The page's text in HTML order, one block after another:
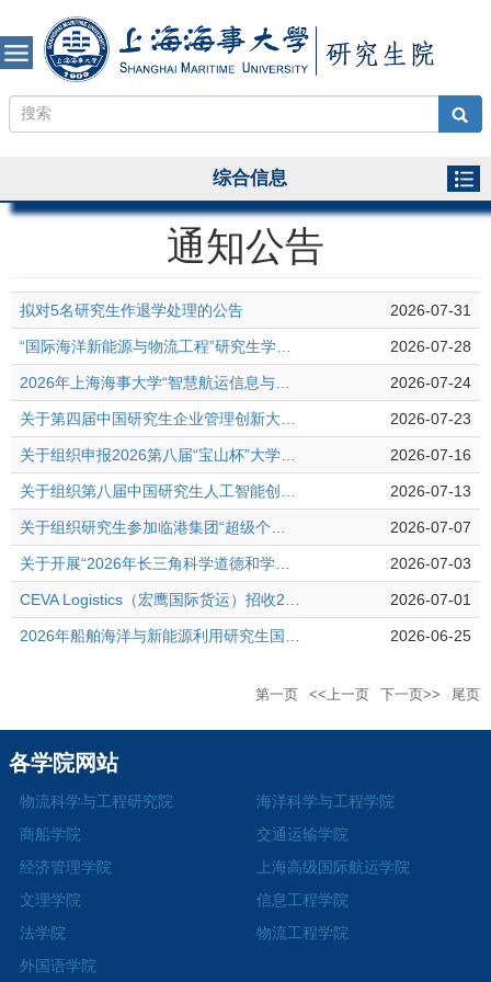
综合信息
通知公告
拟对5名研究生作退学处理的公告 2026-07-31
2026-07-28
2026-07-24
2026-07-23
2026-07-16
2026-07-13
2026-07-07
2026-07-03
2026-07-01
2026-06-25
第一页 <<上一页 下一页>> 尾页
各学院网站
物流科学与工程研究院
海洋科学与工程学院
商船学院
交通运输学院
经济管理学院
上海高级国际航运学院
文理学院
信息工程学院
法学院
物流工程学院
外国语学院